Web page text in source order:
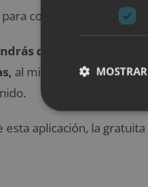
controlar todas las
de un entrenador
al mismo tiempo que
esta aplicación, la